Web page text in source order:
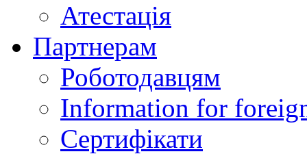
Атестація
Партнерам
Роботодавцям
Information for
Сертифікати